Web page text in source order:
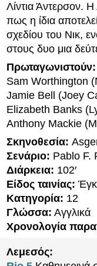
Λίντια Άντερσον. Η
πως η ίδια
σχεδίου του Νικ,
στους δυο μια
Πρωταγωνιστούν:
Sam Worthington
Jamie Bell (Joey
Elizabeth Banks
Anthony Mackie
Σκηνοθεσία:
Σενάριο: Pablo F.
Διάρκεια: 102′
Είδος ταινίας:
Κατηγορία: 12
Γλώσσα: Αγγλικά
Χρονολογία
Λεμεσός: